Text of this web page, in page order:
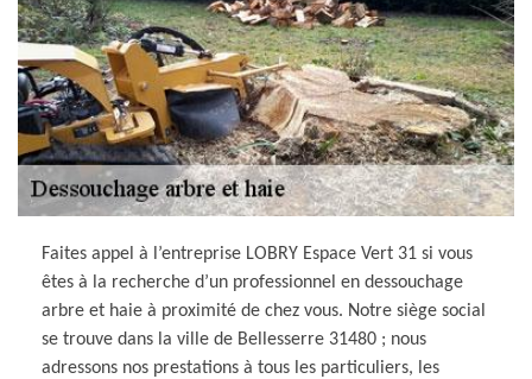
Faites appel à l’entreprise LOBRY Espace Vert 31 si vous
êtes à la recherche d’un professionnel en dessouchage
arbre et haie à proximité de chez vous. Notre siège social
se trouve dans la ville de Bellesserre 31480 ; nous
adressons nos prestations à tous les particuliers, les